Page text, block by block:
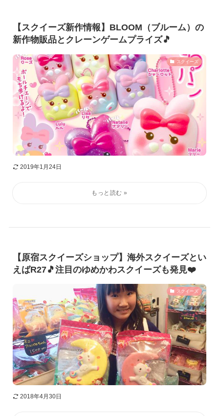
【スクイーズ新作情報】BLOOM（ブルーム）の
新作物販品とクレーンゲームプライズ🎵
スクイーズ
2019年1月24日
【原宿スクイーズショップ】海外スクイーズとい
えばR27🎵注目のゆめかわスクイーズも発見❤️
スクイーズ
2018年4月30日